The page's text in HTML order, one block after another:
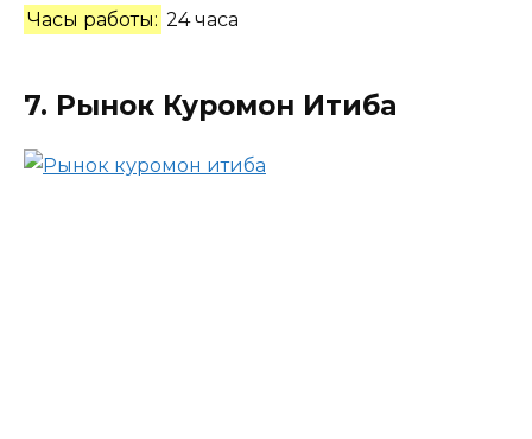
Часы работы: 24 часа
7. Рынок Куромон Итиба